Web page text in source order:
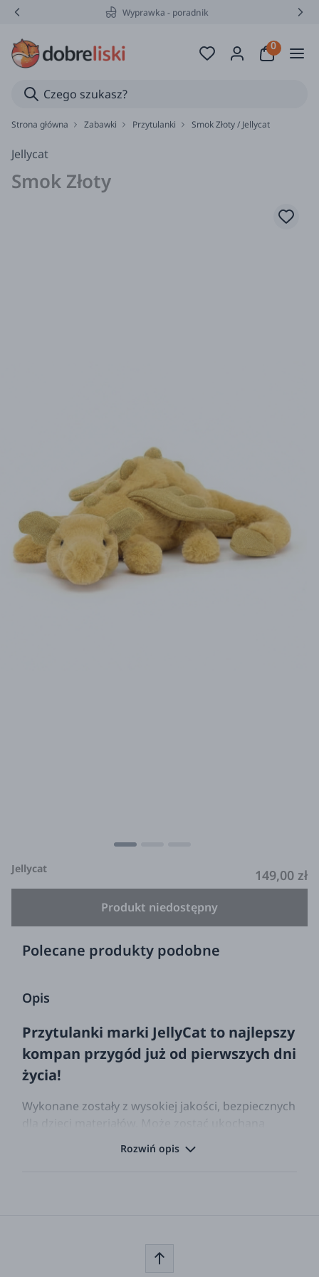
Wyprawka - poradnik
Strona główna Zabawki Przytulanki Smok Złoty / Jellycat
Jellycat
Smok Złoty
Jellycat 149,00 zł
Produkt niedostępny
Polecane produkty podobne
Opis
Przytulanki marki JellyCat to najlepszy
kompan przygód już od pierwszych dni
życia!
Wykonane zostały z wysokiej jakości, bezpiecznych
dla dzieci materiałów. Może zostać ukochaną
rozkochała w sobie dzieci na całym świecie! Idealny
luksusowych miękkich zabawek.
Wyrafinowane, dziwaczne, nieodparte wzory
Rozwiń opis